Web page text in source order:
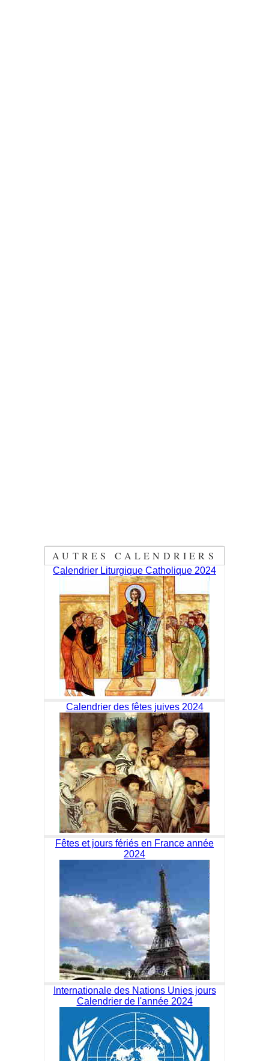
AUTRES CALENDRIERS
Calendrier Liturgique Catholique 2024
Calendrier des fêtes juives 2024
Fêtes et jours fériés en France année
2024
Internationale des Nations Unies jours
Calendrier de l'année 2024